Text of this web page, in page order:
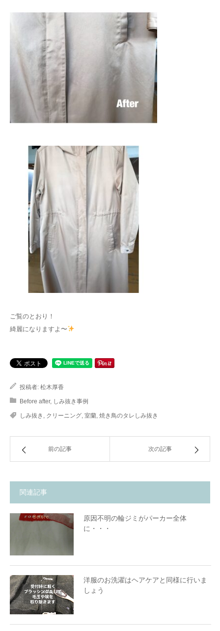
ご覧のとおり！
綺麗になりますよ〜
投稿者: 松木厚香
Before after, しみ抜き事例
しみ抜き , クリーニング, 室蘭, 焼き鳥のタレしみ抜き
前の記事 次の記事
関連記事
原因不明の輪ジミがパーカー全体
に・・・
洋服のお洗濯はヘアケアと同様に行いま
しょう